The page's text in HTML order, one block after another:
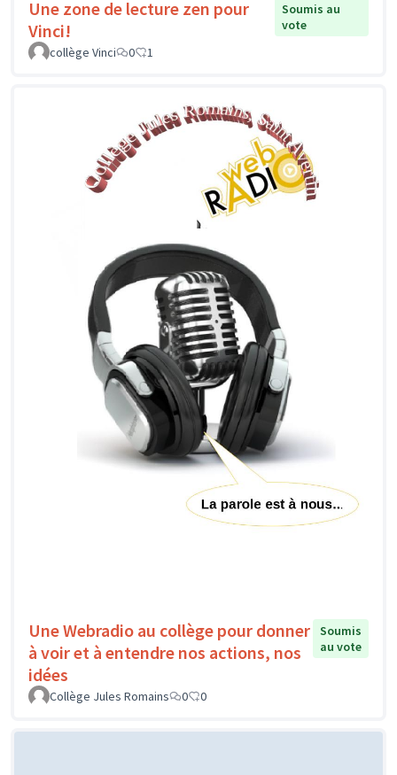
Une zone de lecture zen pour
Vinci!
Soumis au
vote
collège Vinci
0 1
Une Webradio au collège pour donner
à voir et à entendre nos actions, nos
idées
Soumis
au vote
Collège Jules Romains 0 0